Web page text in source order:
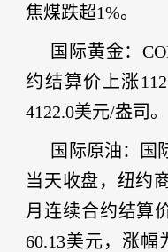
焦煤跌超1%。
国际黄金：
约结算价上涨
4122.0美元/盎司。
国际原油：国
当天收盘，纽约
月连续合约结算
60.13美元，涨幅